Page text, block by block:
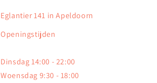
Eglantier 141 in Apeldoorn
Openingstijden
Dinsdag 14:00 - 22:00
Woensdag 9:30 - 18:00